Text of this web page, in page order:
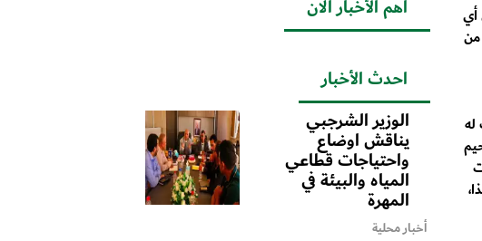
أي
أهم الأخبار الان
احدث الأخبار
الوزير الشرجبي
يناقش اوضاع
واحتياجات قطاعي
المياه والبيئة في
المهرة
أخبار محلية